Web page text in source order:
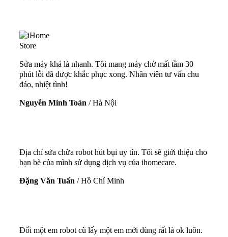
Sửa máy khá là nhanh. Tôi mang máy chờ mất tầm 30
phút lỗi đã được khắc phục xong. Nhân viên tư vấn chu
đáo, nhiệt tình!
Nguyễn Minh Toàn /Hà Nội
Địa chỉ sửa chữa robot hút bụi uy tín. Tôi sẽ giới thiệu cho
bạn bè của mình sử dụng dịch vụ của ihomecare.
Đặng Văn Tuấn /Hồ Chí Minh
Đổi một em robot cũ lấy một em mới dùng rất là ok luôn.